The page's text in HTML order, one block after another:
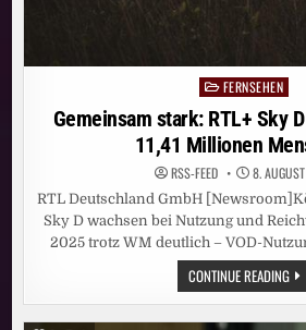
Posted
in
FERNSEHEN
Gemeinsam stark: RTL+ Sky
11,41 Millionen
RSS-FEED 8.
RTL Deutschland GmbH
Sky D wachsen bei Nutzung und
2025 trotz WM deutlich – VOD-
CONTINUE READING